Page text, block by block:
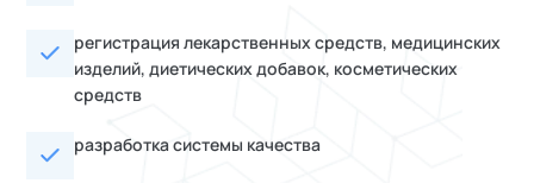
регистрация лекарственных средств, медицинских
изделий, диетических добавок, косметических
средств
разработка системы качества